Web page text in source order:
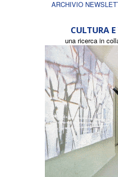
ARCHIVIO
CULTURA E
una ricerca in